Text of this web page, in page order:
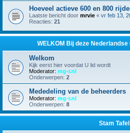
Hoeveel actieve 600 en 800
Laatste bericht door mrvie « vr feb 13,
Reacties: 21
WELKOM Bij deze
Welkom
Kijk eerst hier voordat U lid wordt
Moderator: mg-r.nl
Onderwerpen: 2
Mededeling van de beheerders
Moderator: mg-r.nl
Onderwerpen: 8
Stam Tafel